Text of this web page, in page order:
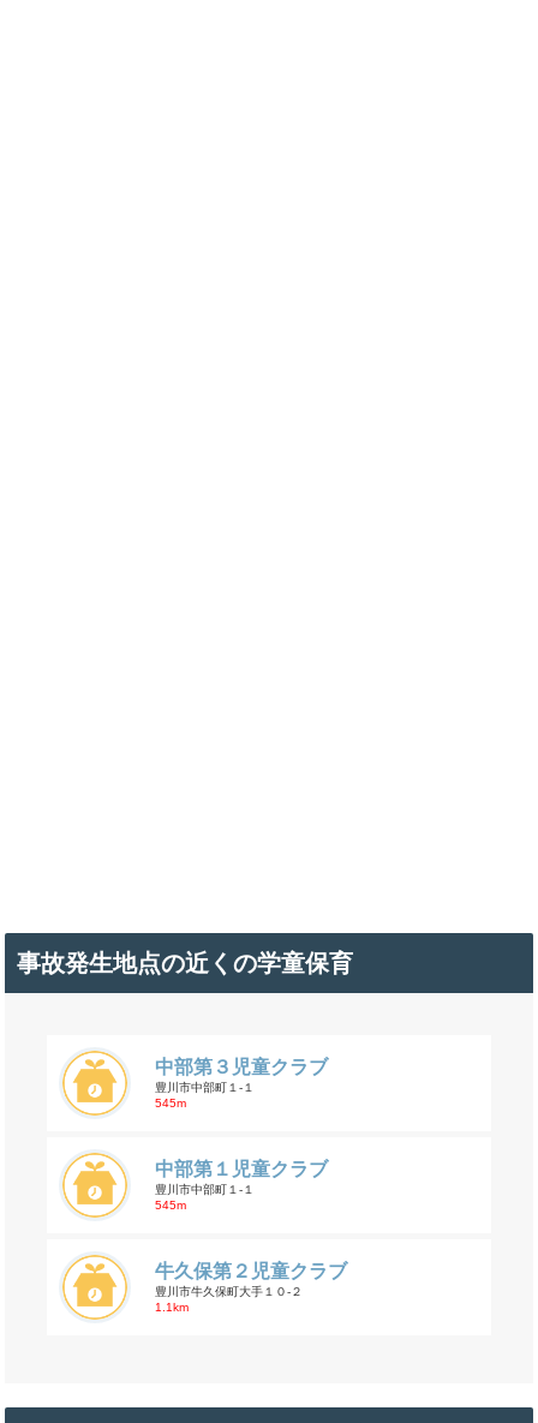
事故発生地点の近くの学童保育
中部第３児童クラブ
豊川市中部町１-１
545m
中部第１児童クラブ
豊川市中部町１-１
545m
牛久保第２児童クラブ
豊川市牛久保町大手１０-２
1.1km